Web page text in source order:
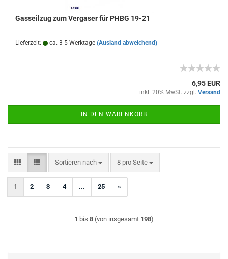
Gasseilzug zum Vergaser für PHBG 19-21
Lieferzeit: ca. 3-5 Werktage (Ausland abweichend)
6,95 EUR
inkl. 20% MwSt. zzgl. Versand
IN DEN WARENKORB
Sortieren nach
Sortieren nach 8 pro Seite
pro Seite
1 2 3 4 ... 25 »
1 bis 8 (von insgesamt 198)